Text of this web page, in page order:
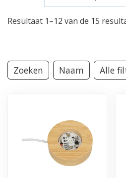
Resultaat 1–12 van de 15
Zoeken Naam Alle